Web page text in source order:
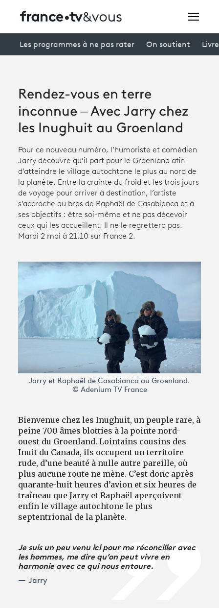
connexion
Creators
À la une
Participer et assister à une émission
À votre écoute
Productions et innovation
Programme tv
Les programmes à ne pas rater On soutient
Rendez-vous en terre
inconnue – Avec Jarry chez
les Inughuit au Groenland
Pour ce nouveau numéro, l’humoriste et comédien
Jarry découvre qu’il part pour le Groenland afin
d’atteindre le village autochtone le plus au nord de
la planète. Entre la crainte du froid et les trois jours
de voyage pour arriver à destination, l’artiste
s’accroche au bras de Raphaël de Casabianca et à
ses objectifs : être soi-même et ne pas décevoir
ceux qui les accueillent. Il ne le regrettera pas.
Mardi 2 mai à 21.10 sur France 2.
Jarry et Raphaël de Casabianca au Groenland.
© Adenium TV France
Bienvenue chez les Inughuit, un peuple rare, à
peine 700 âmes blotties à la pointe nord-
ouest du Groenland. Lointains cousins des
Inuit du Canada, ils occupent un territoire
rude, d’une beauté à nulle autre pareille, où
plus aucune route ne mène. C’est donc après
quarante-huit heures d’avion et six heures de
traîneau que Jarry et Raphaël aperçoivent
enfin le village autochtone le plus
septentrional de la planète.
Je suis un peu venu ici pour me réconcilier avec
les hommes, me dire qu’on peut vivre en
harmonie avec ce qui nous entoure.
Jarry